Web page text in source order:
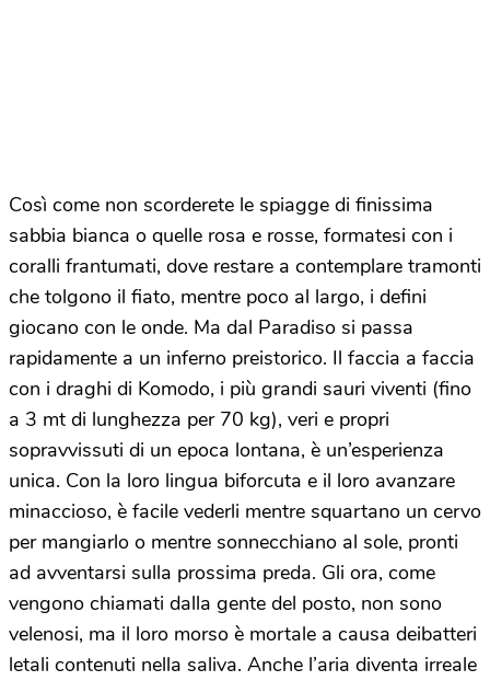
Così come non scorderete le spiagge di finissima
sabbia bianca o quelle rosa e rosse, formatesi con i
coralli frantumati, dove restare a contemplare tramonti
che tolgono il fiato, mentre poco al largo, i defini
giocano con le onde. Ma dal Paradiso si passa
rapidamente a un inferno preistorico. Il faccia a faccia
con i draghi di Komodo, i più grandi sauri viventi (fino
a 3 mt di lunghezza per 70 kg), veri e propri
sopravvissuti di un epoca lontana, è un’esperienza
unica. Con la loro lingua biforcuta e il loro avanzare
minaccioso, è facile vederli mentre squartano un cervo
per mangiarlo o mentre sonnecchiano al sole, pronti
ad avventarsi sulla prossima preda. Gli ora, come
vengono chiamati dalla gente del posto, non sono
velenosi, ma il loro morso è mortale a causa deibatteri
letali contenuti nella saliva. Anche l’aria diventa irreale